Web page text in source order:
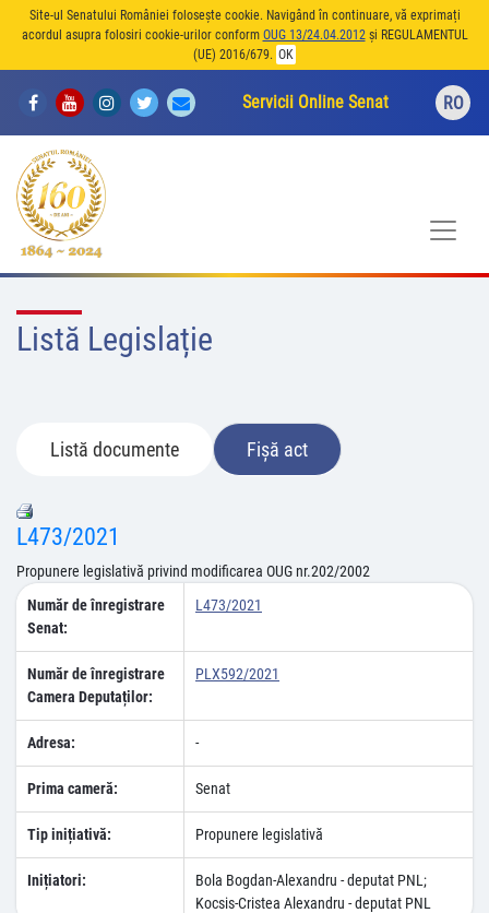
Site-ul Senatului României folosește cookie. Navigând în continuare, vă exprimați
acordul asupra folosiri cookie-urilor conform OUG 13/24.04.2012și REGULAMENTUL
(UE) 2016/679. OK
Servicii Online Senat RO
Listă Legislație
Listă documente Fișă act
L473/2021
Propunere legislativă privind modificarea OUG nr.202/2002
Număr de înregistrare
Senat:
L473/2021
Număr de înregistrare
Camera Deputaților:
PLX592/2021
Adresa: -
Prima cameră: Senat
Tip inițiativă: Propunere legislativă
Inițiatori:
Bola Bogdan-Alexandru - deputat PNL;
Kocsis-Cristea Alexandru - deputat PNL